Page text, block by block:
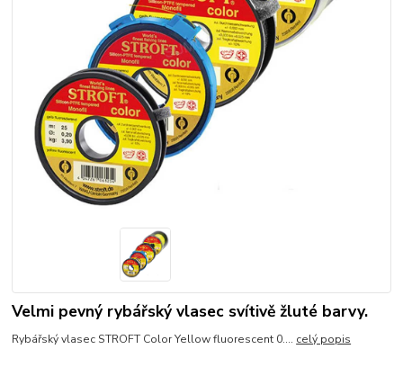
Velmi pevný rybářský vlasec svítivě žluté barvy.
Rybářský vlasec STROFT Color Yellow fluorescent 0.... celý popis